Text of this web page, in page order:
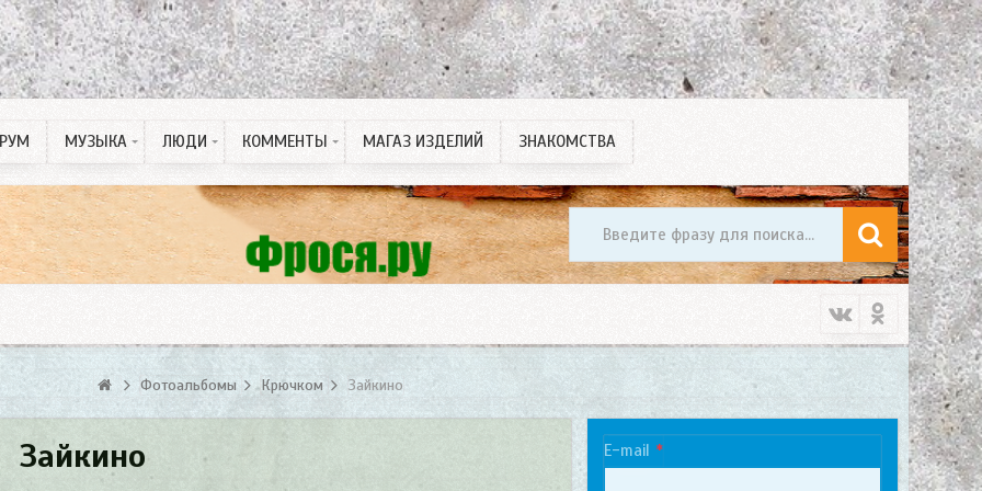
МУЗЫКА
Рингтон на Телефон
ЛЮДИ ПДД тесты
КОММЕНТЫ
Спонсорские статьиМАГАЗ ИЗДЕЛИЙ ЗНАКОМСТВА
Фотоальбомы Крючком Зайкино
Зайкино E-mail